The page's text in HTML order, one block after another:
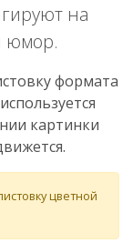
на
юмор.
формата
картинки
цветной